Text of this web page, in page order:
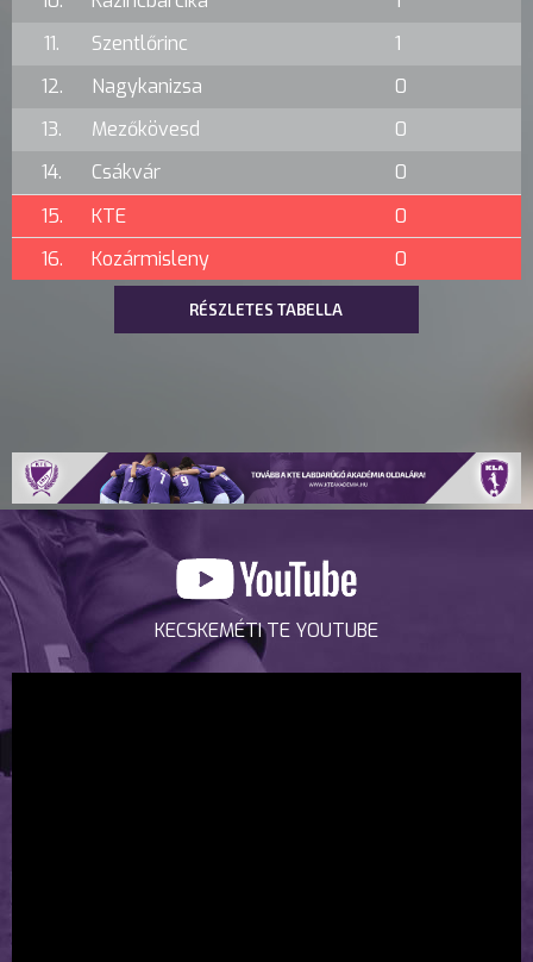
11.
Szentlőrinc
1
12.
Nagykanizsa
0
13.
Mezőkövesd
0
14.
Csákvár
0
15.
KTE
0
16.
Kozármisleny 0
RÉSZLETES TABELLA
KECSKEMÉTI TE YOUTUBE